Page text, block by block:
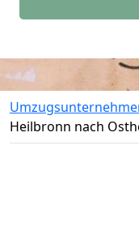
Heilbronn nach